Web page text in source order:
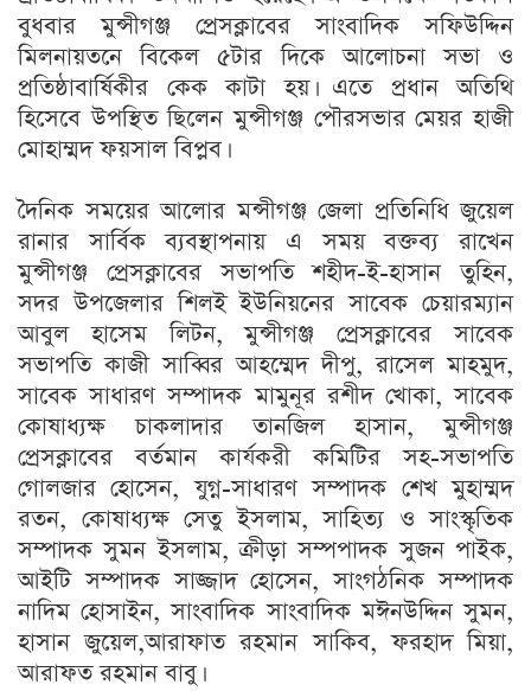
বুধবার মুন্সীগঞ্জ প্রেসক্লাবের সাংবাদিক সফিউদ্দিন
মিলনায়তনে বিকেল ৫টার দিকে আলোচনা সভা ও
প্রতিষ্ঠাবার্ষিকীর কেক কাটা হয়। এতে প্রধান অতিথি
হিসেবে উপস্থিত ছিলেন মুন্সীগঞ্জ পৌরসভার মেয়র হাজী
মোহাম্মদ ফয়সাল বিপ্লব।
দৈনিক সময়ের আলোর মন্সীগঞ্জ জেলা প্রতিনিধি জুয়েল
রানার সার্বিক ব্যবস্থাপনায় এ সময় বক্তব্য রাখেন
মুন্সীগঞ্জ প্রেসক্লাবের সভাপতি শহীদ-ই-হাসান তুহিন,
সদর উপজেলার শিলই ইউনিয়নের সাবেক চেয়ারম্যান
আবুল হাসেম লিটন, মুন্সীগঞ্জ প্রেসক্লাবের সাবেক
সভাপতি কাজী সাব্বির আহম্মেদ দীপু, রাসেল মাহমুদ,
সাবেক সাধারণ সম্পাদক মামুনূর রশীদ খোকা, সাবেক
কোষাধ্যক্ষ চাকলাদার তানজিল হাসান, মুন্সীগঞ্জ
প্রেসক্লাবের বর্তমান কার্যকরী কমিটির সহ-সভাপতি
গোলজার হোসেন, যুগ্ন-সাধারণ সম্পাদক শেখ মুহাম্মদ
রতন, কোষাধ্যক্ষ সেতু ইসলাম, সাহিত্য ও সাংস্কৃতিক
সম্পাদক সুমন ইসলাম, ক্রীড়া সম্পপাদক সুজন পাইক,
আইটি সম্পাদক সাজ্জাদ হোসেন, সাংগঠনিক সম্পাদক
নাদিম হোসাইন, সাংবাদিক সাংবাদিক মঈনউদ্দিন সুমন,
হাসান জুয়েল,আরাফাত রহমান সাকিব, ফরহাদ মিয়া,
আরাফত রহমান বাবু।